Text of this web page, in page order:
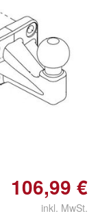
106,99 €
inkl. MwSt.